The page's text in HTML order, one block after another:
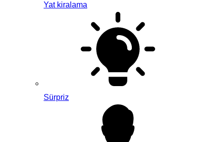
Yat kiralama
Sürpriz